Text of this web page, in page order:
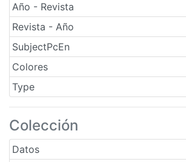
Año - Revista
Revista - Año
SubjectPcEn
Colores
Type
Colección
Datos